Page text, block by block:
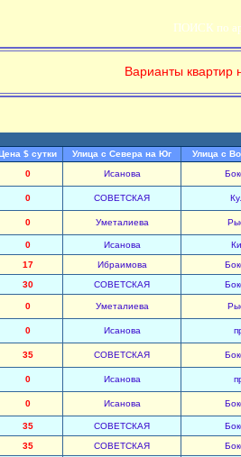
ПОИСК по
Варианты квартир
$ сутки Улица с Севера на Юг Улица с
0 Исанова
0 СОВЕТСКАЯ
0 Уметалиева
0 Исанова
17 Ибраимова
30 СОВЕТСКАЯ
0 Уметалиева
0 Исанова
35 СОВЕТСКАЯ
0 Исанова
0 Исанова
35 СОВЕТСКАЯ
35 СОВЕТСКАЯ